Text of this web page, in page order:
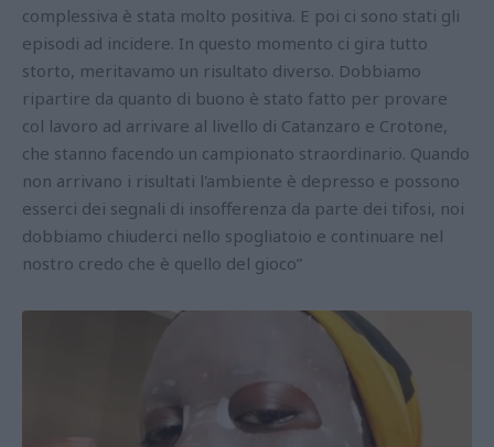
complessiva è stata molto positiva. E poi ci sono stati gli
episodi ad incidere. In questo momento ci gira tutto
storto, meritavamo un risultato diverso. Dobbiamo
ripartire da quanto di buono è stato fatto per provare
col lavoro ad arrivare al livello di Catanzaro e Crotone,
che stanno facendo un campionato straordinario. Quando
non arrivano i risultati l'ambiente è depresso e possono
esserci dei segnali di insofferenza da parte dei tifosi, noi
dobbiamo chiuderci nello spogliatoio e continuare nel
nostro credo che è quello del gioco”